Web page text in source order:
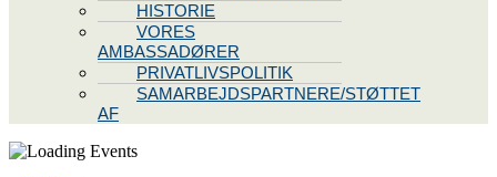
HISTORIE
VORES
AMBASSADØRER
PRIVATLIVSPOLITIK
SAMARBEJDSPARTNERE/STØTTET
AF